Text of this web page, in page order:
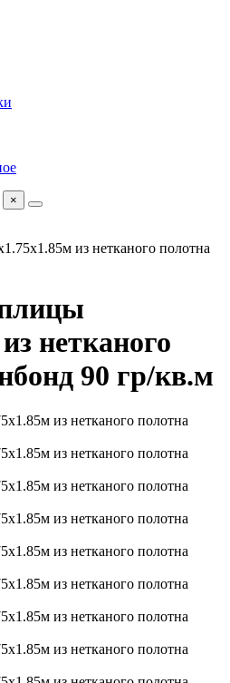
×
из нетканого полотна
нетканого
90 гр/кв.м